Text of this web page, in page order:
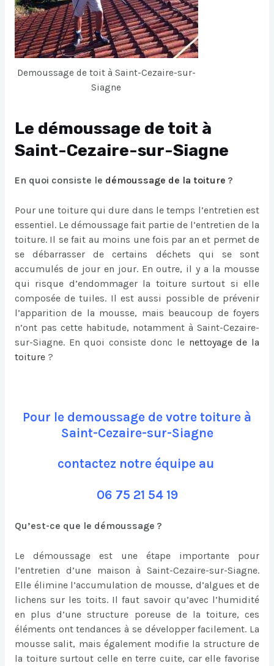
Demoussage de toit à Saint-Cezaire-sur-
Siagne
Le démoussage de toit à
Saint-Cezaire-sur-Siagne
En quoi consiste le démoussage de la toiture ?
Pour une toiture qui dure dans le temps l’entretien est
essentiel. Le démoussage fait partie de l’entretien de la
toiture. Il se fait au moins une fois par an et permet de
se débarrasser de certains déchets qui se sont
accumulés de jour en jour. En outre, il y a la mousse
qui risque d’endommager la toiture surtout si elle
composée de tuiles. Il est aussi possible de prévenir
l’apparition de la mousse, mais beaucoup de foyers
n’ont pas cette habitude, notamment à Saint-Cezaire-
sur-Siagne. En quoi consiste donc le nettoyage de la
toiture ?
Pour le demoussage de votre toiture à
Saint-Cezaire-sur-Siagne
contactez notre équipe au
06 75 21 54 19
Qu’est-ce que le démoussage ?
Le démoussage est une étape importante pour
l’entretien d’une maison à Saint-Cezaire-sur-Siagne.
Elle élimine l’accumulation de mousse, d’algues et de
lichens sur les toits. Il faut savoir qu’avec l’humidité
en plus d’une structure poreuse de la toiture, ces
éléments ont tendances à se développer facilement. La
mousse salit, mais également modifie la structure de
la toiture surtout celle en terre cuite, car elle favorise